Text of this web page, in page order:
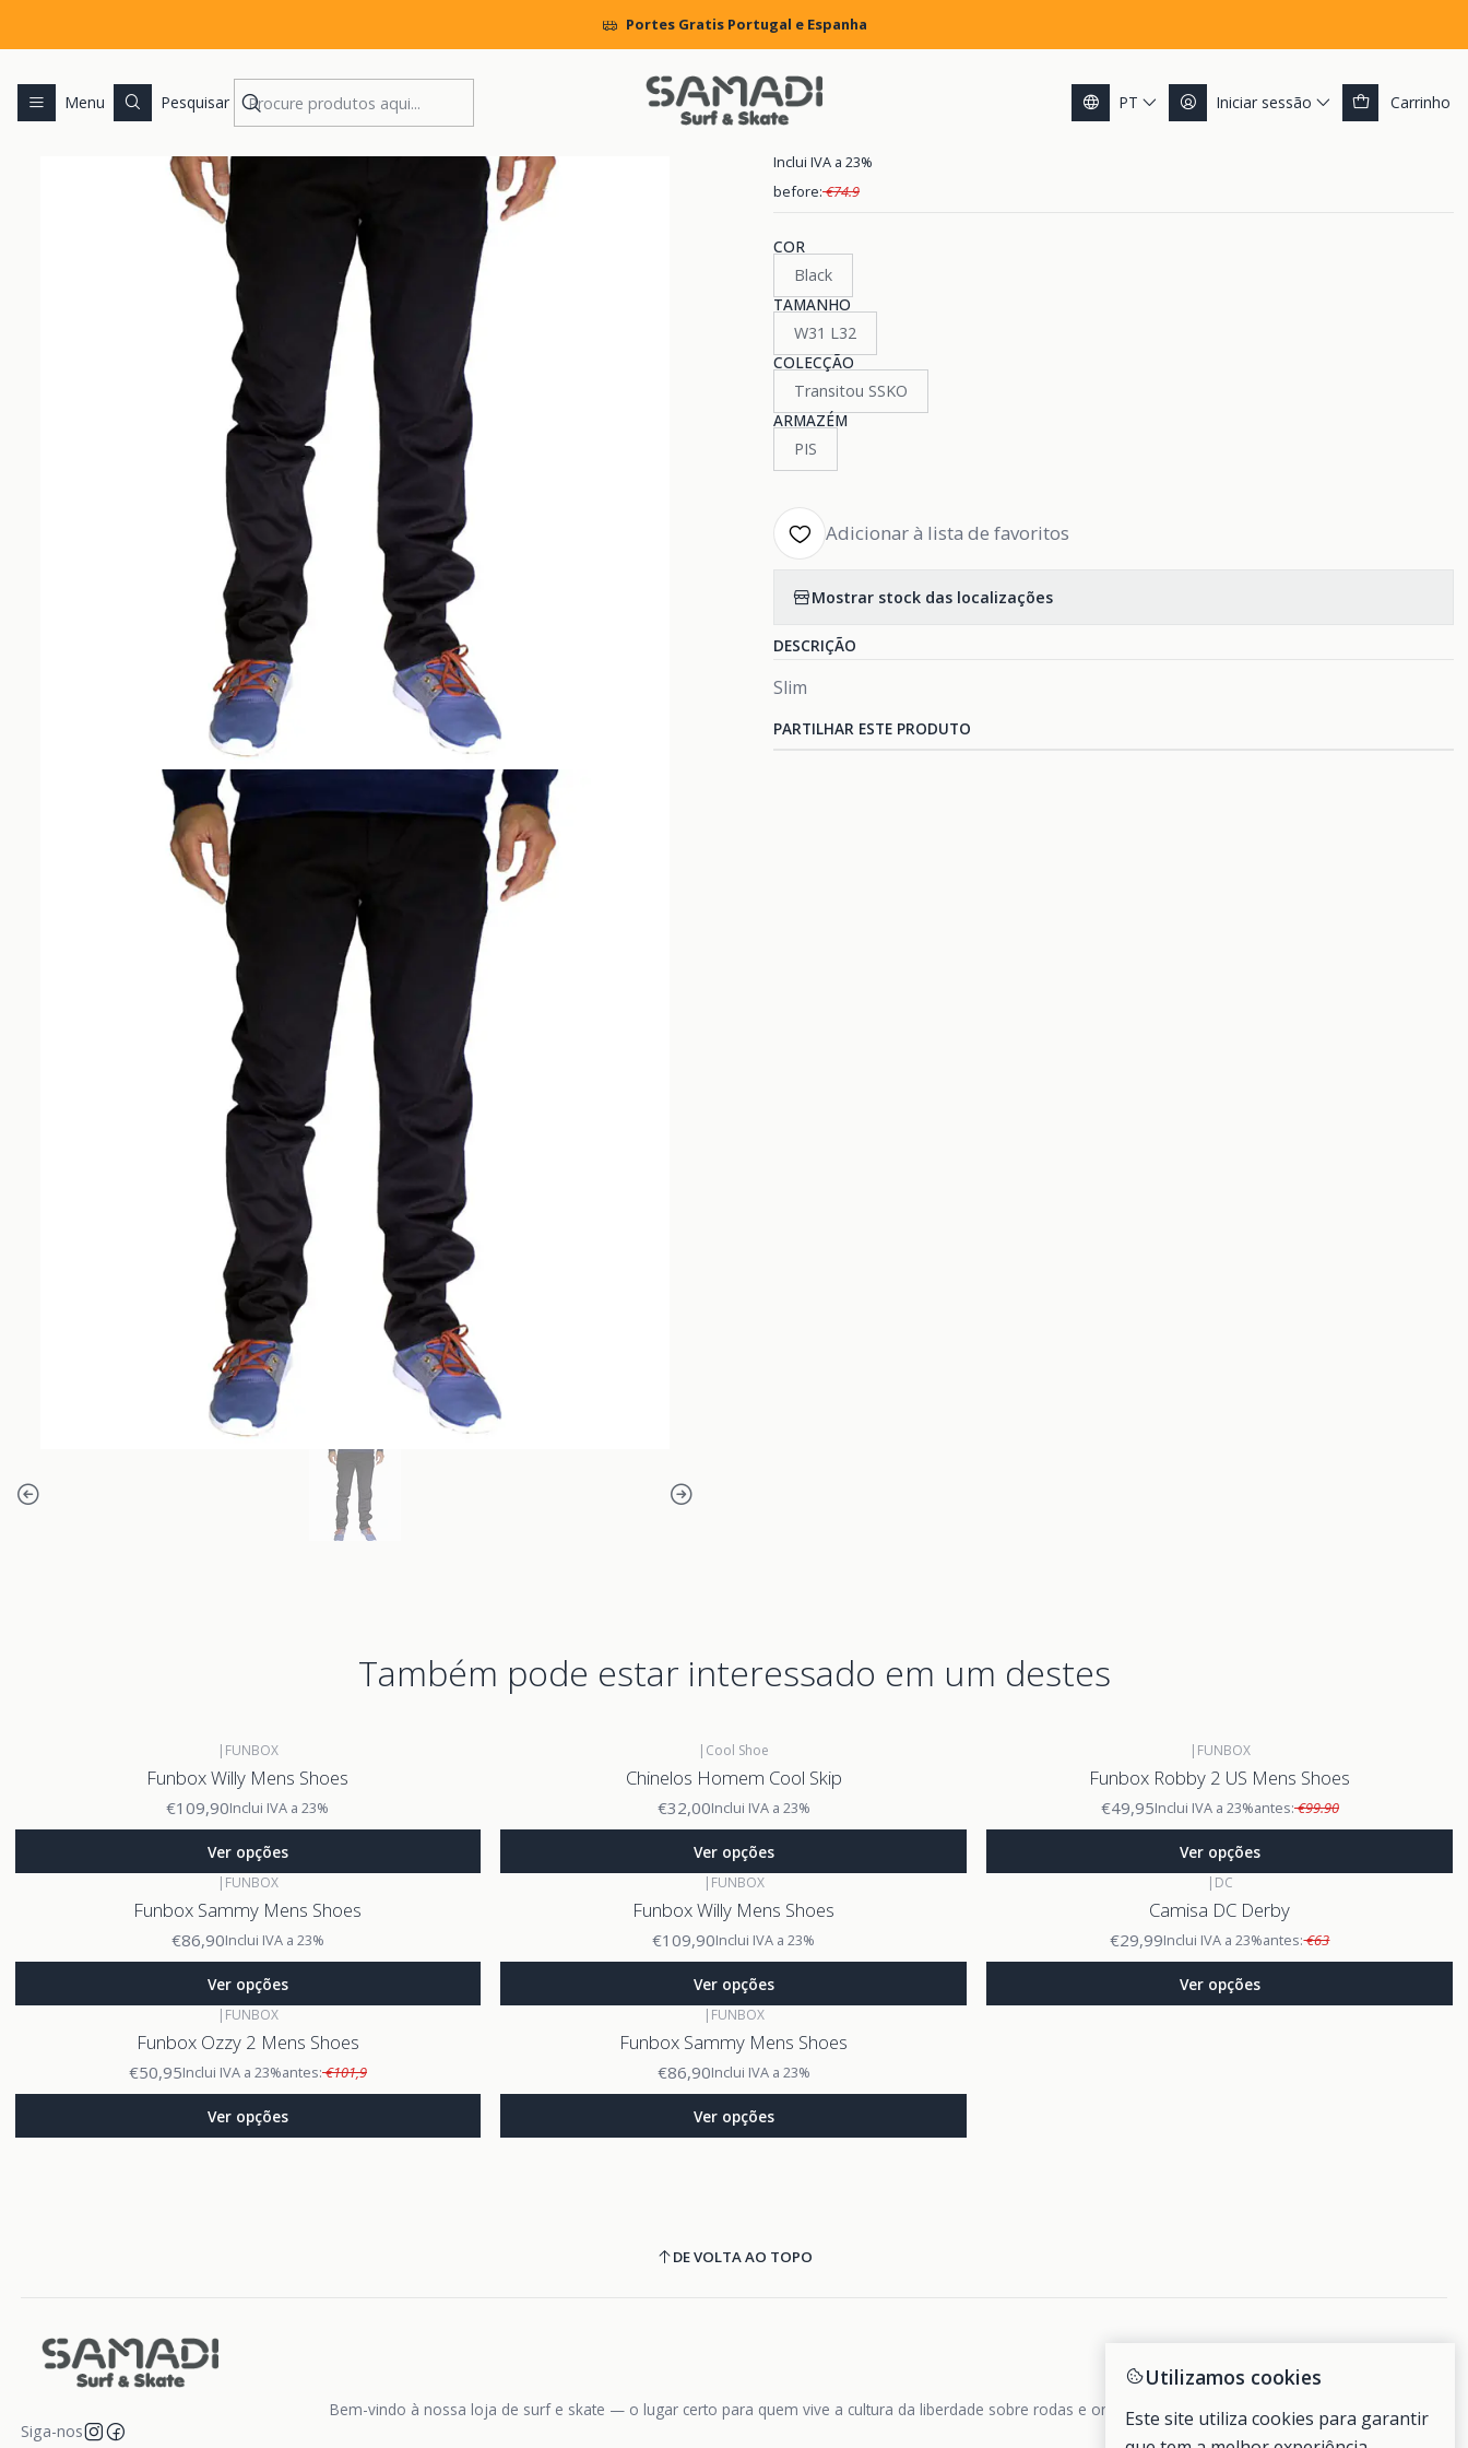
Menu Pesquisar PT Iniciar sessão Carrinho
Portes Gratis Portugal e Espanha
CLOTHING Pants and Jeans Calças DC Worker Slim
|
Calças DC Worker Slim
Inclui IVA a 23%
before:€74.9
COR
Black
TAMANHO
W31 L32
COLECÇÃO
Transitou SSKO
ARMAZÉM
PIS
Adicionar à lista de favoritos
Mostrar stock das localizações
DESCRIÇÃO
Slim
PARTILHAR ESTE PRODUTO
Também pode estar interessado em um destes
| FUNBOX
Funbox Willy Mens Shoes
€109,90Inclui IVA a 23%
Ver opções
| Cool Shoe
Chinelos Homem Cool Skip
€32,00Inclui IVA a 23%
Ver opções
| FUNBOX
Funbox Robby 2 US Mens Shoes
€49,95Inclui IVA a 23%antes:€99.90
Ver opções
| FUNBOX
Funbox Sammy Mens Shoes
€86,90Inclui IVA a 23%
Ver opções
| FUNBOX
Funbox Willy Mens Shoes
€109,90Inclui IVA a 23%
Ver opções
| DC
Camisa DC Derby
€29,99Inclui IVA a 23%antes:€63
Ver opções
| FUNBOX
Funbox Ozzy 2 Mens Shoes
€50,95Inclui IVA a 23%antes:€101,9
Ver opções
| FUNBOX
Funbox Sammy Mens Shoes
€86,90Inclui IVA a 23%
Ver opções
DE VOLTA AO TOPO
Bem-vindo à nossa loja de surf e skate — o lugar certo para quem vive a cultura da liberdade sobre rodas e ondas.
Siga-nos
Utilizamos cookies
Este site utiliza cookies para garantir